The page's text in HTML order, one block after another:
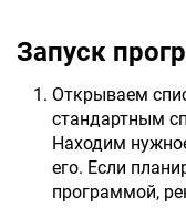
Запуск
Открываем
стандартным
Находим
его. Если
программой,